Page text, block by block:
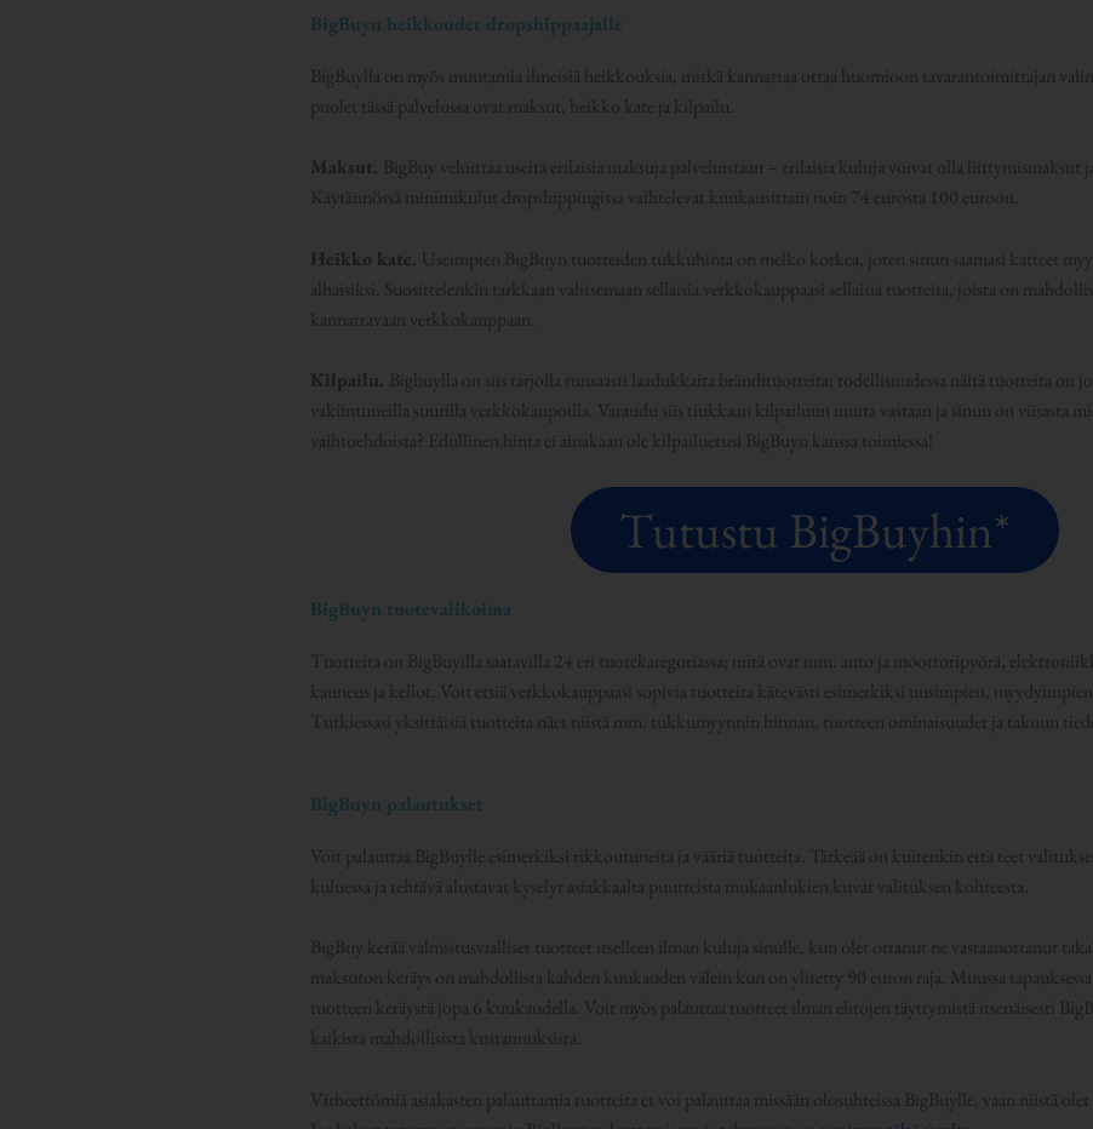
BigBuyn heikkoudet dropshippaajalle
BigBuylla on myös muutamia ilmeisiä heikkouksia, mitkä kannattaa ottaa huomioon tavarantoimittajan
puolet tässä palvelussa ovat maksut, heikko kate ja kilpailu.
Maksut. BigBuy veloittaa useita erilaisia maksuja palveluistaan – erilaisia kuluja voivat olla liittymismaksut
Käytännössä minimikulut dropshippingissa vaihtelevat kuukausittain noin 74 eurosta 100 euroon.
Heikko kate. Useimpien BigBuyn tuotteiden tukkuhinta on melko korkea, joten sinun saamasi katteet
alhaisiksi. Suosittelenkin tarkkaan valitsemaan sellaisia verkkokauppaasi sellaisia tuotteita, joista on
kannattavaan verkkokauppaan.
Kilpailu. Bigbuylla on siis tarjolla runsaasti laadukkaita brändituotteita; todellisuudessa näitä tuotteita on
vakiintuneilla suurilla verkkokaupoilla. Varaudu siis tiukkaan kilpailuun muita vastaan ja sinun on viisasta
vaihtoehdoista? Edullinen hinta ei ainakaan ole kilpailuetusi BigBuyn kanssa toimiessa!
Tutustu BigBuyhin*
BigBuyn tuotevalikoima
Tuotteita on BigBuyilla saatavilla 24 eri tuotekategoriassa; niitä ovat mm. auto ja moottoripyörä,
kauneus ja kellot. Voit etsiä verkkokauppaasi sopivia tuotteita kätevästi esimerkiksi uusimpien,
Tutkiessasi yksittäisiä tuotteita näet niistä mm. tukkumyynnin hinnan, tuotteen ominaisuudet ja takuun
BigBuyn palautukset
Voit palauttaa BigBuylle esimerkiksi rikkoutuneita ja vääriä tuotteita. Tärkeää on kuitenkin että teet
kuluessa ja tehtävä alustavat kyselyt asiakkaalta puutteista mukaanlukien kuvat valituksen kohteesta.
BigBuy kerää valmistusvialliset tuotteet itselleen ilman kuluja sinulle, kun olet ottanut ne vastaanottanut
maksuton keräys on mahdollista kahden kuukauden välein kun on ylitetty 90 euron raja. Muussa
tuotteen keräystä jopa 6 kuukaudella. Voit myös palauttaa tuotteet ilman ehtojen täyttymistä itsenäisesti
kaikista mahdollisista kustannuksista.
Virheettömiä asiakasten palauttamia tuotteita et voi palauttaa missään olosuhteissa BigBuylle, vaan niistä olet